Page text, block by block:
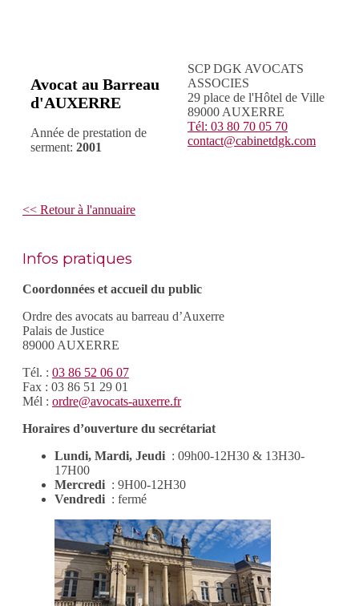
Avocat au Barreau
d'AUXERRE
Année de prestation de
serment: 2001
SCP DGK AVOCATS
ASSOCIES
29 place de l'Hôtel de Ville
89000 AUXERRE
Tél: 03 80 70 05 70
contact@cabinetdgk.com
<< Retour à l'annuaire
Infos pratiques
Coordonnées et accueil du public
Ordre des avocats au barreau d’Auxerre
Palais de Justice
89000 AUXERRE
Tél. : 03 86 52 06 07
Fax : 03 86 51 29 01
Mél : ordre@avocats-auxerre.fr
Horaires d’ouverture du secrétariat
Lundi, Mardi, Jeudi : 09h00-12H30 & 13H30-
17H00
Mercredi : 9H00-12H30
Vendredi : fermé